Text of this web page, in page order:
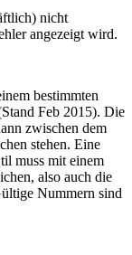
nicht
angezeigt wird.
bestimmten
Feb 2015). Die
zwischen dem
stehen. Eine
muss mit einem
also auch die
Nummern sind